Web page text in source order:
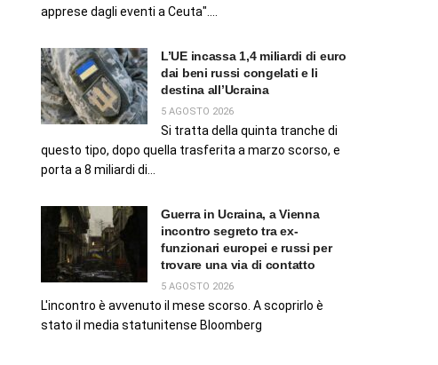
apprese dagli eventi a Ceuta"....
L’UE incassa 1,4 miliardi di euro
dai beni russi congelati e li
destina all’Ucraina
5 AGOSTO 2026
Si tratta della quinta tranche di
questo tipo, dopo quella trasferita a marzo scorso, e
porta a 8 miliardi di...
Guerra in Ucraina, a Vienna
incontro segreto tra ex-
funzionari europei e russi per
trovare una via di contatto
5 AGOSTO 2026
L'incontro è avvenuto il mese scorso. A scoprirlo è
stato il media statunitense Bloomberg